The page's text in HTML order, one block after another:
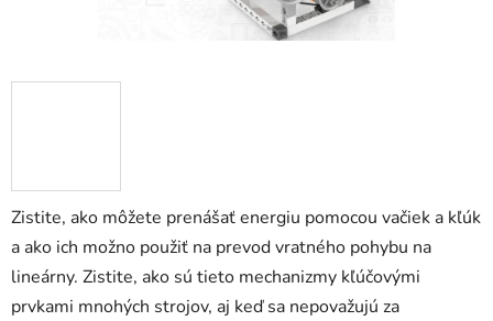
Zistite, ako môžete prenášať energiu pomocou vačiek a kľúk
a ako ich možno použiť na prevod vratného pohybu na
lineárny. Zistite, ako sú tieto mechanizmy kľúčovými
prvkami mnohých strojov, aj keď sa nepovažujú za